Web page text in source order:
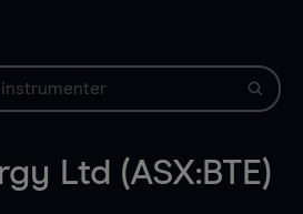
Ltd (ASX:BTE)